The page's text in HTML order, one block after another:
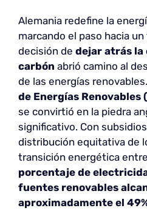
Alemania redefine la
marcando el paso hacia
decisión de dejar atrás la
carbón abrió camino al
de las energías
de Energías Renovables
se convirtió en la piedra
significativo. Con
distribución equitativa de
transición energética
porcentaje de
fuentes renovables
aproximadamente el